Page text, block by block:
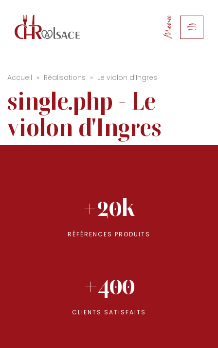
Menu
Accueil » Réalisations » Le violon d’Ingres
single.php - Le
violon d'Ingres
+20k
RÉFÉRENCES PRODUITS
+400
CLIENTS SATISFAITS